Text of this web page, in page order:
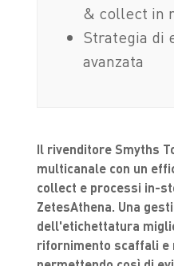
& collect in
Strategia di
avanzata
Il rivenditore Smyths
multicanale con un
collect e processi in-
ZetesAthena. Una
dell'etichettatura
rifornimento scaffali e